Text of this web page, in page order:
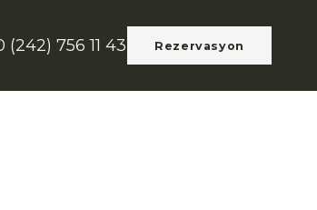
(242) 756 11 43 Rezervasyon